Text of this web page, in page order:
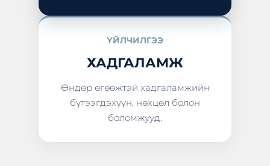
ҮЙЛЧИЛГЭЭ
ХАДГАЛАМЖ
Өндөр өгөөжтэй хадгаламжийн
бүтээгдэхүүн, нөхцөл болон
боломжууд.